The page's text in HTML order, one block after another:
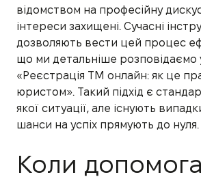
відомством на професійну
інтереси захищені. Сучасні
дозволяють вести цей процес
що ми детальніше розповідаємо
«Реєстрація ТМ онлайн: як це
юристом». Такий підхід є
якої ситуації, але існують
шанси на успіх прямують до нуля.
Коли допомога